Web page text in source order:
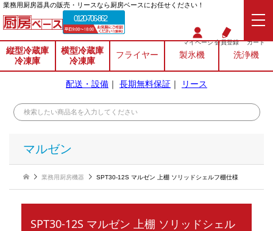
業務⽤厨房器具の販売・リースなら厨房ベースにお任せください！
0120-706-862
マイページ会員登録 カート
縦型冷蔵庫
冷凍庫
横型冷蔵庫
冷凍庫
フライヤー 製氷機 洗浄機
配送・設備 ｜ 長期無料保証 ｜ リース
マルゼン
業務用厨房機器 SPT30-12S マルゼン 上棚 ソリッドシェルフ棚仕様
SPT30-12S マルゼン 上棚 ソリッドシェル